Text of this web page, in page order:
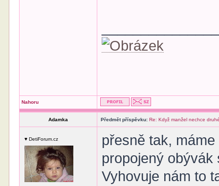
Nahoru
Adamka Předmět příspěvku: Re: Když manžel nechce
♥ DetiForum.cz
přesně tak,
propojený
Vyhovuje nám to